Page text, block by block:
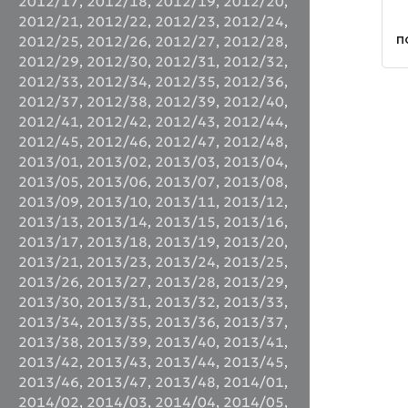
2012/21, 2012/22, 2012/23, 2012/24,
2012/25, 2012/26, 2012/27, 2012/28,
2012/29, 2012/30, 2012/31, 2012/32,
2012/33, 2012/34, 2012/35, 2012/36,
2012/37, 2012/38, 2012/39, 2012/40,
2012/41, 2012/42, 2012/43, 2012/44,
2012/45, 2012/46, 2012/47, 2012/48,
2013/01, 2013/02, 2013/03, 2013/04,
2013/05, 2013/06, 2013/07, 2013/08,
2013/09, 2013/10, 2013/11, 2013/12,
2013/13, 2013/14, 2013/15, 2013/16,
2013/17, 2013/18, 2013/19, 2013/20,
2013/21, 2013/23, 2013/24, 2013/25,
2013/26, 2013/27, 2013/28, 2013/29,
2013/30, 2013/31, 2013/32, 2013/33,
2013/34, 2013/35, 2013/36, 2013/37,
2013/38, 2013/39, 2013/40, 2013/41,
2013/42, 2013/43, 2013/44, 2013/45,
2013/46, 2013/47, 2013/48, 2014/01,
2014/02, 2014/03, 2014/04, 2014/05,